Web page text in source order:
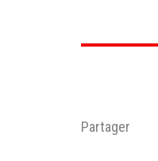
Partager